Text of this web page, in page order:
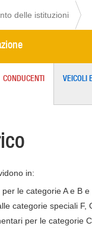
delle istituzioni
CONDUCENTI VEICOLI
in:
le categorie A e B e
categorie speciali F,
per le categorie